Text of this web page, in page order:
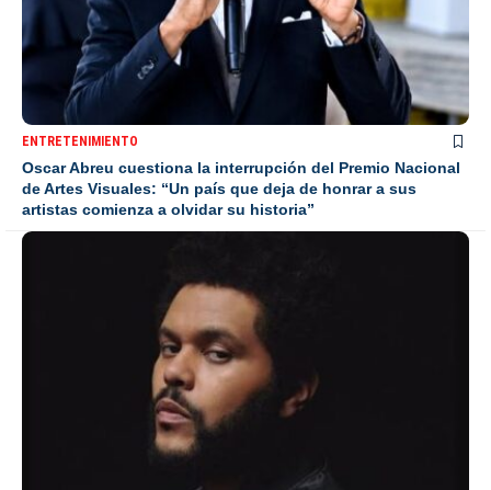
ENTRETENIMIENTO
Oscar Abreu cuestiona la interrupción del Premio Nacional
de Artes Visuales: “Un país que deja de honrar a sus
artistas comienza a olvidar su historia”